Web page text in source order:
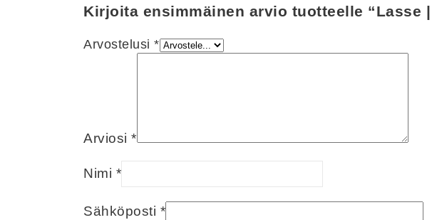
Kirjoita ensimmäinen arvio tuotteelle “Lasse
Arvostelusi *
Arviosi *
Nimi *
Sähköposti *